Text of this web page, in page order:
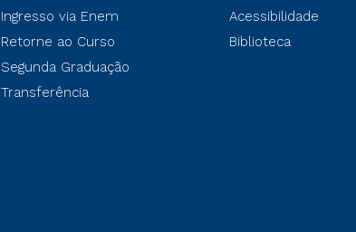
Ingresso via Enem
Retorne ao Curso
Segunda Graduação
Transferência
Acessibilidade
Biblioteca